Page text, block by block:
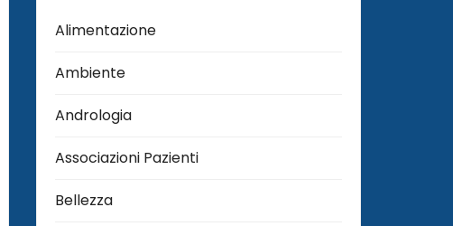
Alimentazione
Ambiente
Andrologia
Associazioni Pazienti
Bellezza